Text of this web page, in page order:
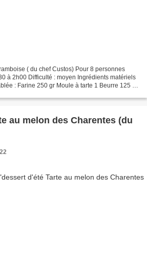
( du chef Custos) Pour 8 personnes
à 2h00 Difficulté : moyen Ingrédients matériels
: Farine 250 gr Moule à tarte 1 Beurre 125 gr
au melon des Charentes (du